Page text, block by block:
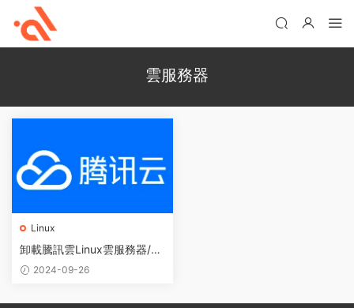
雲服務器
Linux
卸載騰訊雲Linux雲服務器/輕
量雲的雲監控、雲鏡等安全和
2024-09-26